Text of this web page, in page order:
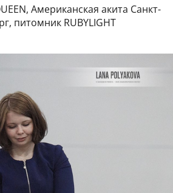
Американская акита Санкт-
питомник RUBYLIGHT